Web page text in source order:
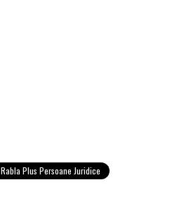
Rabla Plus Persoane Juridice